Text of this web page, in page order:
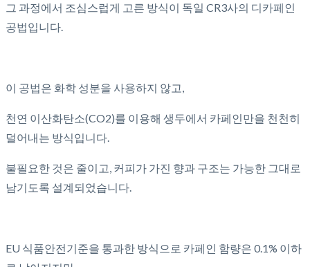
그 과정에서 조심스럽게 고른 방식이 독일 CR3사의 디카페인
공법입니다.
이 공법은 화학 성분을 사용하지 않고,
천연 이산화탄소(CO2)를 이용해 생두에서 카페인만을 천천히
덜어내는 방식입니다.
불필요한 것은 줄이고, 커피가 가진 향과 구조는 가능한 그대로
남기도록 설계되었습니다.
EU 식품안전기준을 통과한 방식으로 카페인 함량은 0.1% 이하